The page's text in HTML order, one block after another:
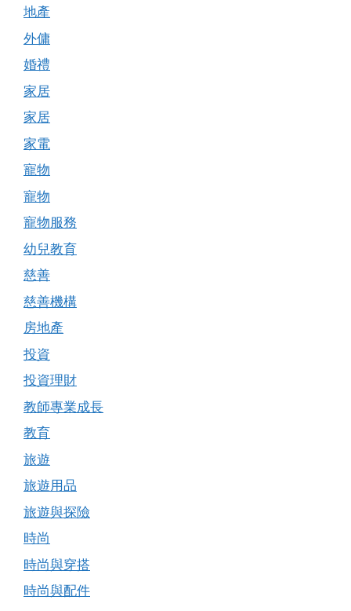
地產
外傭
婚禮
家居
家居
家電
寵物
寵物
寵物服務
幼兒教育
慈善
慈善機構
房地產
投資
投資理財
教師專業成長
教育
旅遊
旅遊用品
旅遊與探險
時尚
時尚與穿搭
時尚與配件